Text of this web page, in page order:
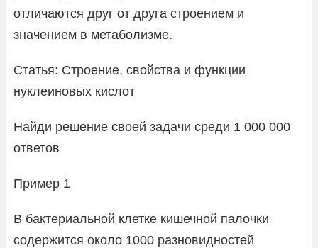
отличаются друг от друга строением и
значением в метаболизме.
Статья: Строение, свойства и функции
нуклеиновых кислот
Найди решение своей задачи среди 1 000 000
ответов
Пример 1
В бактериальной клетке кишечной палочки
содержится около 1000 разновидностей